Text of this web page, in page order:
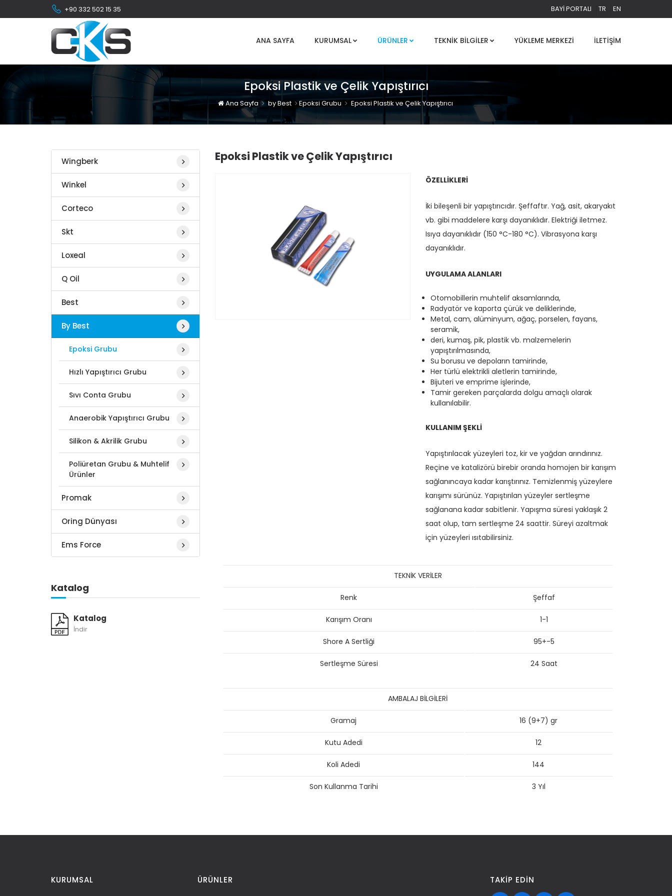
+90 332 502 15 35 BAYI PORTALI TR EN
ANA SAYFA KURUMSAL ÜRÜNLER TEKNIK BILGILER YÜKLEME MERKEZI İLETIŞIM
Epoksi Plastik ve Çelik Yapıştırıcı
Ana Sayfa by Best Epoksi Grubu Epoksi Plastik ve Çelik Yapıştırıcı
Epoksi Plastik ve Çelik Yapıştırıcı
ÖZELLİKLERİ
İki bileşenli bir yapıştırıcıdır. Şeffaftır. Yağ, asit, akaryakıt
vb. gibi maddelere karşı dayanıklıdır. Elektriği iletmez.
Isıya dayanıklıdır (150 °C-180 °C). Vibrasyona karşı
dayanıklıdır.
UYGULAMA ALANLARI
Otomobillerin muhtelif aksamlarında,
Radyatör ve kaporta çürük ve deliklerinde,
Metal, cam, alüminyum, ağaç, porselen, fayans,
seramik,
deri, kumaş, pik, plastik vb. malzemelerin
yapıştırılmasında,
Su borusu ve depoların tamirinde,
Her türlü elektrikli aletlerin tamirinde,
Bijuteri ve emprime işlerinde,
Tamir gereken parçalarda dolgu amaçlı olarak
kullanılabilir.
KULLANIM ŞEKLİ
Yapıştırılacak yüzeyleri toz, kir ve yağdan arındırınız.
Reçine ve katalizörü birebir oranda homojen bir karışım
sağlanıncaya kadar karıştırınız. Temizlenmiş yüzeylere
karışımı sürünüz. Yapıştırılan yüzeyler sertleşme
sağlanana kadar sabitlenir. Yapışma süresi yaklaşık 2
saat olup, tam sertleşme 24 saattir. Süreyi azaltmak
için yüzeyleri ısıtabilirsiniz.
TEKNİK VERİLER
Renk Şeffaf
Karışım Oranı 1-1
Shore A Sertliği 95+-5
Sertleşme Süresi 24 Saat
AMBALAJ BİLGİLERİ
Gramaj 16 (9+7) gr
Kutu Adedi 12
Koli Adedi 144
Son Kullanma Tarihi 3 Yıl
Wingberk
Winkel
Corteco
Skt
Loxeal
Q Oil
Best
By Best
Epoksi Grubu
Hızlı Yapıştırıcı Grubu
Sıvı Conta Grubu
Anaerobik Yapıştırıcı Grubu
Silikon & Akrilik Grubu
Poliüretan Grubu & Muhtelif
Ürünler
Promak
Oring Dünyası
Ems Force
Katalog
Katalog
İndir
KURUMSAL ÜRÜNLER TAKIP EDIN